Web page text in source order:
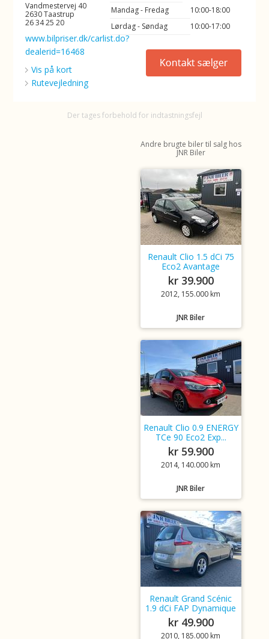
Vandmestervej 40
2630 Taastrup
26 34 25 20
www.bilpriser.dk/carlist.do?
dealerid=16468
Vis på kort
Rutevejledning
Mandag - Fredag
10:00-18:00
Lørdag - Søndag
10:00-17:00
Der tages forbehold for indtastningsfejl
Andre brugte biler til salg hos
JNR Biler
Renault Clio 1.5 dCi 75
Eco2 Avantage
kr 39.900
2012, 155.000 km
JNR Biler
Renault Clio 0.9 ENERGY
TCe 90 Eco2 Exp...
kr 59.900
2014, 140.000 km
JNR Biler
Renault Grand Scénic
1.9 dCi FAP Dynamique
kr 49.900
2010, 185.000 km